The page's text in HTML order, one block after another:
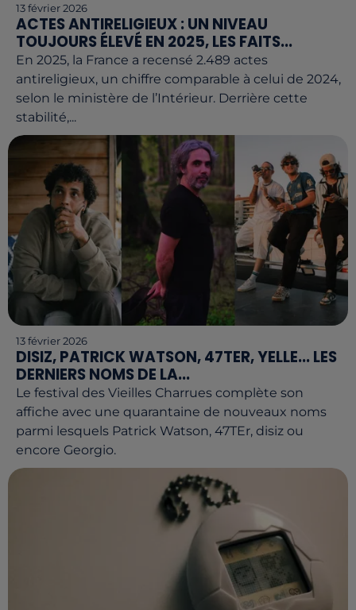
13 février 2026
ACTES ANTIRELIGIEUX : UN NIVEAU
TOUJOURS ÉLEVÉ EN 2025, LES FAITS...
En 2025, la France a recensé 2.489 actes
antireligieux, un chiffre comparable à celui de 2024,
selon le ministère de l’Intérieur. Derrière cette
stabilité,...
13 février 2026
DISIZ, PATRICK WATSON, 47TER, YELLE... LES
DERNIERS NOMS DE LA...
Le festival des Vieilles Charrues complète son
affiche avec une quarantaine de nouveaux noms
parmi lesquels Patrick Watson, 47TEr, disiz ou
encore Georgio.